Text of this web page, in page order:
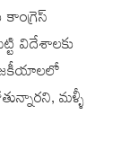
కాంగ్రెస్‌
విదేశాలకు
మళ్ళీ